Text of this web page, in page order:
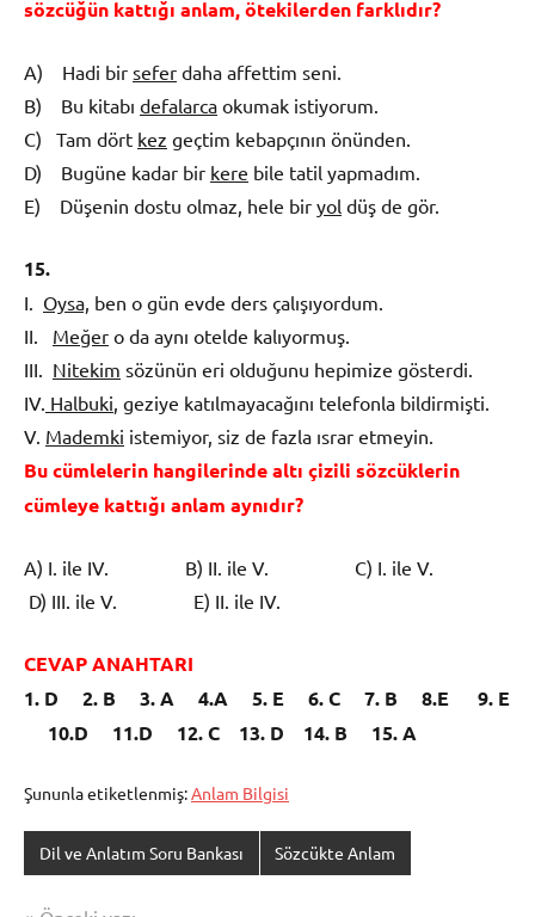
sözcüğün kattığı anlam,ötekilerden farklıdır?
A) Hadi bir sefer daha affettim seni.
B) Bu kitabı defalarca okumak istiyorum.
C) Tam dört kez geçtim kebapçının önünden.
D) Bugüne kadar bir kere bile tatil yapmadım.
E) Düşenin dostu olmaz, hele bir yol düş de gör.
15.
I. Oysa, ben o gün evde ders çalışıyordum.
II. Meğer o da aynı otelde kalıyormuş.
III. Nitekim sözünün eri olduğunu hepimize gös­terdi.
IV. Halbuki , geziye katılmayacağını telefonla bil­dirmişti.
V. Mademki istemiyor, siz de fazla ısrar etmeyin.
Bu cümlelerin hangilerinde altı çizili sözcük­lerin
cümleye kattığı anlam aynıdır?
A) I. ile IV. B) II. ile V. C) I. ile V.
D) III. ile V. E) II. ile IV.
CEVAP ANAHTARI
1. D 2. B 3. A 4.A 5. E 6. C 7. B 8.E 9. E
10.D 11.D 12. C 13. D 14. B 15. A
Şununla etiketlenmiş:Anlam Bilgisi
Dil ve Anlatım Soru Bankası Sözcükte Anlam